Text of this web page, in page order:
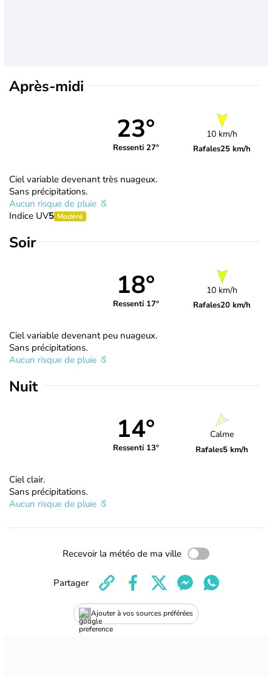
Après-midi
23°
Ressenti 27°
10 km/h
Rafales25 km/h
Ciel variable devenant très nuageux.
Sans précipitations.
Aucun risque de pluie
Indice UV5 Modéré
Soir
18°
Ressenti 17°
10 km/h
Rafales20 km/h
Ciel variable devenant peu nuageux.
Sans précipitations.
Aucun risque de pluie
Nuit
14°
Ressenti 13°
Calme
Rafales5 km/h
Ciel clair.
Sans précipitations.
Aucun risque de pluie
Recevoir la météo de ma ville
Ajouter à vos sources préférées
Partager